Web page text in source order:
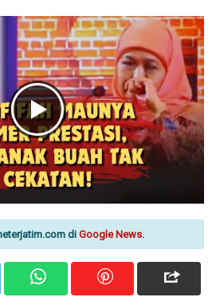
diGoogle News.